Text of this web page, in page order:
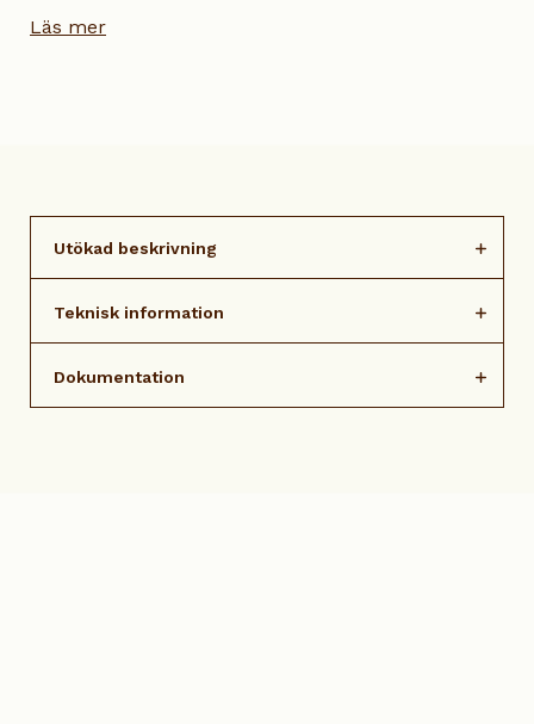
Läs mer
Utökad beskrivning
Teknisk information
Dokumentation